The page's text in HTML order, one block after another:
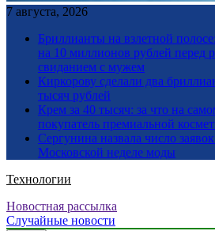
7 августа, 2026
Бриллианты на взлетной
на 10 миллионов рублей перед
свиданием с мужем
Киркорову сделали два
тысяч рублей
Крем за 40 тысяч: за что на
покупатель премиальной
Сергунина назвала число
Московской неделе моды
Технологии
Новостная рассылка
Случайные новости